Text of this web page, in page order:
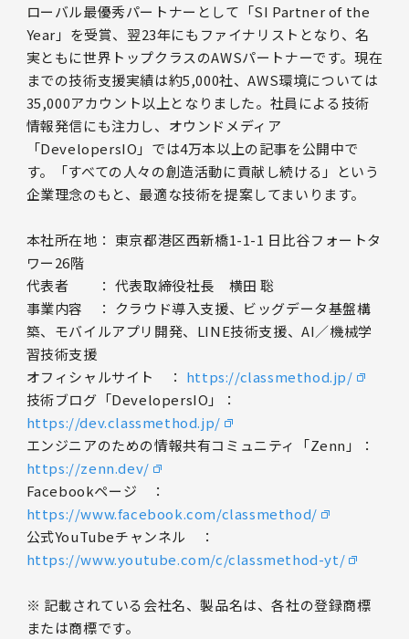
ローバル最優秀パートナーとして「SI Partner of the
Year」を受賞、翌23年にもファイナリストとなり、名
実ともに世界トップクラスのAWSパートナーです。現在
までの技術支援実績は約5,000社、AWS環境については
35,000アカウント以上となりました。社員による技術
情報発信にも注力し、オウンドメディア
「DevelopersIO」では4万本以上の記事を公開中で
す。「すべての人々の創造活動に貢献し続ける」という
企業理念のもと、最適な技術を提案してまいります。
本社所在地： 東京都港区西新橋1-1-1 日比谷フォートタ
ワー26階
代表者 ： 代表取締役社長 横田 聡
事業内容 ： クラウド導入支援、ビッグデータ基盤構
築、モバイルアプリ開発、LINE技術支援、AI／機械学
習技術支援
オフィシャルサイト ： https://classmethod.jp/
技術ブログ「DevelopersIO」：
https://dev.classmethod.jp/
エンジニアのための情報共有コミュニティ「Zenn」：
https://zenn.dev/
Facebookページ ：
https://www.facebook.com/classmethod/
公式YouTubeチャンネル ：
https://www.youtube.com/c/classmethod-yt/
※ 記載されている会社名、製品名は、各社の登録商標
または商標です。